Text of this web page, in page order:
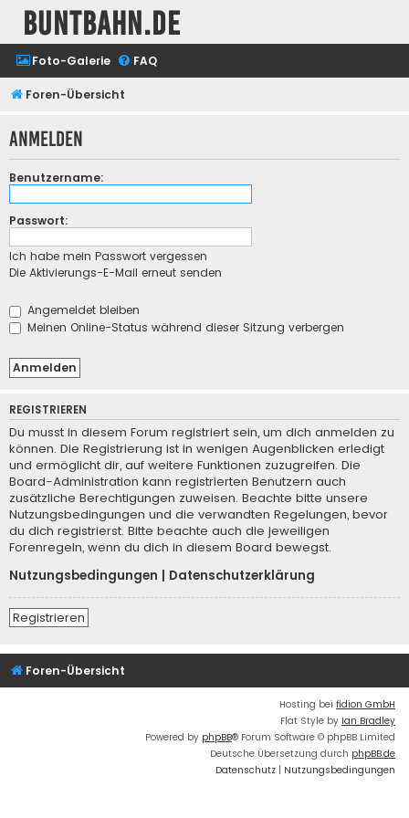
buntbahn.de
Foto-Galerie FAQ
Foren-Übersicht
Anmelden
Benutzername:
Passwort:
Ich habe mein Passwort vergessen
Die Aktivierungs-E-Mail erneut senden
Angemeldet bleiben
Meinen Online-Status während dieser Sitzung verbergen
REGISTRIEREN
Du musst in diesem Forum registriert sein, um dich anmelden zu
können. Die Registrierung ist in wenigen Augenblicken erledigt
und ermöglicht dir, auf weitere Funktionen zuzugreifen. Die
Board-Administration kann registrierten Benutzern auch
zusätzliche Berechtigungen zuweisen. Beachte bitte unsere
Nutzungsbedingungen und die verwandten Regelungen, bevor
du dich registrierst. Bitte beachte auch die jeweiligen
Forenregeln, wenn du dich in diesem Board bewegst.
Nutzungsbedingungen
Datenschutzerklärung
Registrieren
Foren-Übersicht
Hosting bei fidion GmbH
Flat Style by Ian Bradley
Powered by phpBB® Forum Software © phpBB Limited
Deutsche Übersetzung durch phpBB.de
Datenschutz | Nutzungsbedingungen